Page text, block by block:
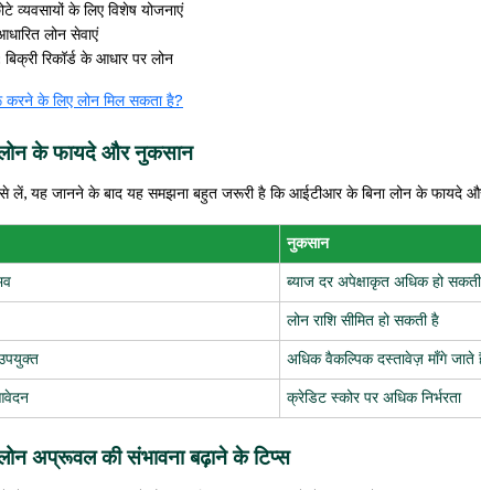
व्यवसायों के लिए विशेष योजनाएं
लोन सेवाएं
बिक्री रिकॉर्ड के आधार पर लोन
करने के लिए लोन मिल सकता है?
के फायदे और नुकसान
लें, यह जानने के बाद यह समझना बहुत जरूरी है कि आईटीआर के बिना लोन के फायदे
नुकसान
ब्याज दर अपेक्षाकृत अधिक हो
लोन राशि सीमित हो सकती है
उपयुक्त अधिक वैकल्पिक दस्तावेज़ माँगे जाते
क्रेडिट स्कोर पर अधिक निर्भरता
अप्रूवल की संभावना बढ़ाने के टिप्स